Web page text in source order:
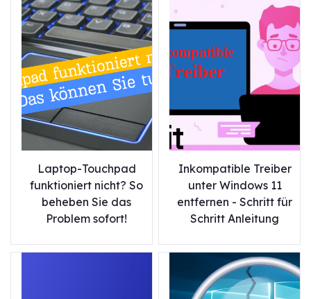
Laptop-Touchpad
funktioniert nicht? So
beheben Sie das
Problem sofort!
Inkompatible Treiber
unter Windows 11
entfernen - Schritt für
Schritt Anleitung